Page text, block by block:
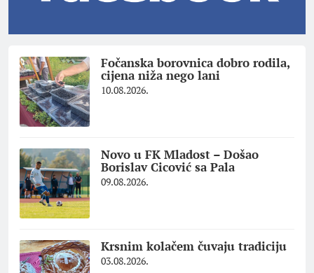
Fočanska borovnica dobro rodila,
cijena niža nego lani
10.08.2026.
Novo u FK Mladost – Došao
Borislav Cicović sa Pala
09.08.2026.
Krsnim kolačem čuvaju tradiciju
03.08.2026.